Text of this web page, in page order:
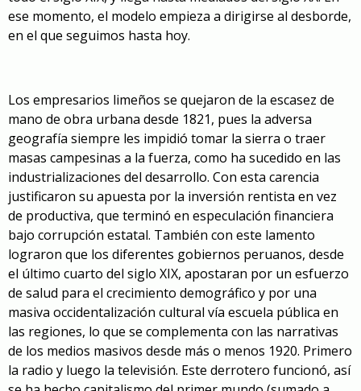
ese momento, el modelo empieza a dirigirse al desborde,
en el que seguimos hasta hoy.
Los empresarios limeños se quejaron de la escasez de
mano de obra urbana desde 1821, pues la adversa
geografía siempre les impidió tomar la sierra o traer
masas campesinas a la fuerza, como ha sucedido en las
industrializaciones del desarrollo. Con esta carencia
justificaron su apuesta por la inversión rentista en vez
de productiva, que terminó en especulación financiera
bajo corrupción estatal. También con este lamento
lograron que los diferentes gobiernos peruanos, desde
el último cuarto del siglo XIX, apostaran por un esfuerzo
de salud para el crecimiento demográfico y por una
masiva occidentalización cultural vía escuela pública en
las regiones, lo que se complementa con las narrativas
de los medios masivos desde más o menos 1920. Primero
la radio y luego la televisión. Este derrotero funcionó, así